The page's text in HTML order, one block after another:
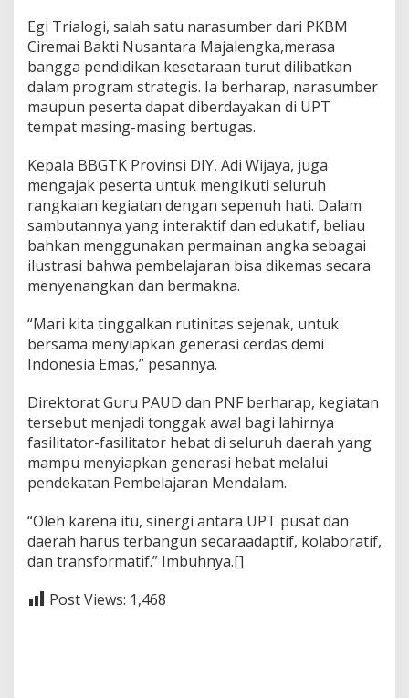
Egi Trialogi, salah satu narasumber dari PKBM
Ciremai Bakti Nusantara Majalengka,merasa
bangga pendidikan kesetaraan turut dilibatkan
dalam program strategis. Ia berharap, narasumber
maupun peserta dapat diberdayakan di UPT
tempat masing-masing bertugas.
Kepala BBGTK Provinsi DIY, Adi Wijaya, juga
mengajak peserta untuk mengikuti seluruh
rangkaian kegiatan dengan sepenuh hati. Dalam
sambutannya yang interaktif dan edukatif, beliau
bahkan menggunakan permainan angka sebagai
ilustrasi bahwa pembelajaran bisa dikemas secara
menyenangkan dan bermakna.
“Mari kita tinggalkan rutinitas sejenak, untuk
bersama menyiapkan generasi cerdas demi
Indonesia Emas,” pesannya.
Direktorat Guru PAUD dan PNF berharap, kegiatan
tersebut menjadi tonggak awal bagi lahirnya
fasilitator-fasilitator hebat di seluruh daerah yang
mampu menyiapkan generasi hebat melalui
pendekatan Pembelajaran Mendalam.
“Oleh karena itu, sinergi antara UPT pusat dan
daerah harus terbangun secaraadaptif, kolaboratif,
dan transformatif.” Imbuhnya.[]
Post Views: 1,468